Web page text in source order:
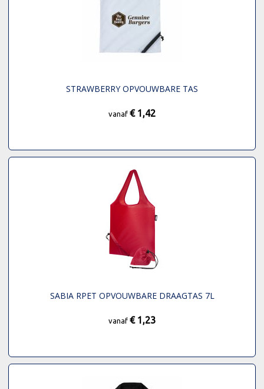
STRAWBERRY OPVOUWBARE TAS
vanaf € 1,42
SABIA RPET OPVOUWBARE DRAAGTAS 7L
vanaf € 1,23